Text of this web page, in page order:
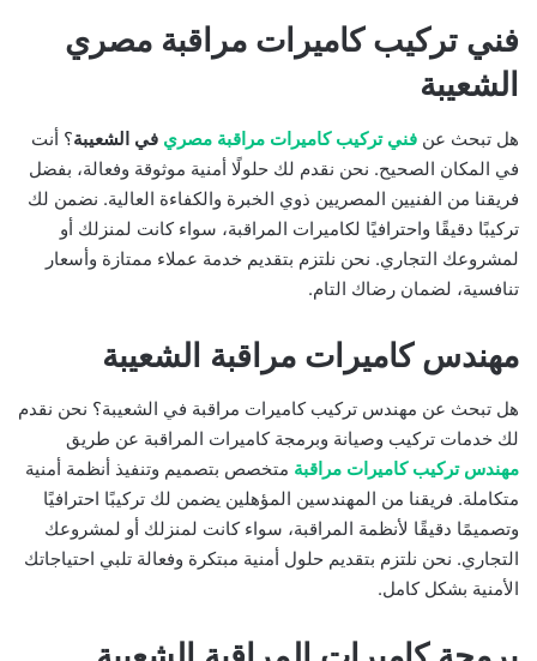
فني تركيب كاميرات مراقبة مصري
الشعيبة
هل تبحث عن فني تركيب كاميرات مراقبة مصري في الشعيبة؟ أنت
في المكان الصحيح. نحن نقدم لك حلولًا أمنية موثوقة وفعالة، بفضل
فريقنا من الفنيين المصريين ذوي الخبرة والكفاءة العالية. نضمن لك
تركيبًا دقيقًا واحترافيًا لكاميرات المراقبة، سواء كانت لمنزلك أو
لمشروعك التجاري. نحن نلتزم بتقديم خدمة عملاء ممتازة وأسعار
تنافسية، لضمان رضاك التام.
مهندس كاميرات مراقبة الشعيبة
هل تبحث عن مهندس تركيب كاميرات مراقبة في الشعيبة؟ نحن نقدم
لك خدمات تركيب وصيانة وبرمجة كاميرات المراقبة عن طريق
مهندس تركيب كاميرات مراقبة متخصص بتصميم وتنفيذ أنظمة أمنية
متكاملة. فريقنا من المهندسين المؤهلين يضمن لك تركيبًا احترافيًا
وتصميمًا دقيقًا لأنظمة المراقبة، سواء كانت لمنزلك أو لمشروعك
التجاري. نحن نلتزم بتقديم حلول أمنية مبتكرة وفعالة تلبي احتياجاتك
الأمنية بشكل كامل.